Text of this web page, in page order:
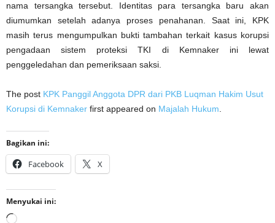
nama tersangka tersebut. Identitas para tersangka baru akan
diumumkan setelah adanya proses penahanan. Saat ini, KPK
masih terus mengumpulkan bukti tambahan terkait kasus korupsi
pengadaan sistem proteksi TKI di Kemnaker ini lewat
penggeledahan dan pemeriksaan saksi.
The post KPK Panggil Anggota DPR dari PKB Luqman Hakim Usut
Korupsi di Kemnaker first appeared on Majalah Hukum
Bagikan ini:
Facebook X
Menyukai ini:
Memuat...